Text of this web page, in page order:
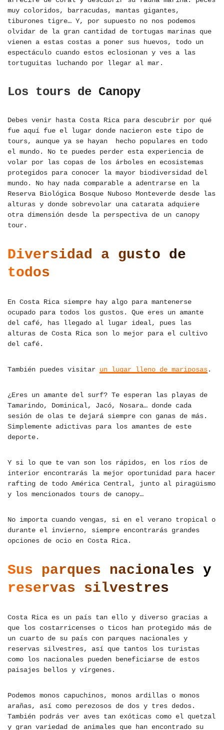
muy coloridos, barracudas, mantas gigantes,
tiburones tigre… Y, por supuesto no nos podemos
olvidar de la gran cantidad de tortugas marinas que
vienen a estas costas a poner sus huevos, todo un
espectáculo cuando estos eclosionan y ves a las
tortuguitas luchando por llegar al mar.
Los tours de Canopy
Debes venir hasta Costa Rica para descubrir por qué
fue aquí fue el lugar donde nacieron este tipo de
tours, aunque ya se hayan hecho populares en todo
el mundo. No te puedes perder esta experiencia de
volar por las copas de los árboles en ecosistemas
protegidos para conocer la mayor biodiversidad del
mundo. No hay nada comparable a adentrarse en la
Reserva Biológica Bosque Nuboso Monteverde desde las
alturas y donde sobrevolar una catarata adquiere
otra dimensión desde la perspectiva de un canopy
tour.
Diversidad a gusto de
todos
En Costa Rica siempre hay algo para mantenerse
ocupado para todos los gustos. Que eres un amante
del café, has llegado al lugar ideal, pues las
alturas de Costa Rica son lo mejor para el cultivo
del café.
También puedes visitar un lugar lleno de mariposas.
¿Eres un amante del surf? Te esperan las playas de
Tamarindo, Dominical, Jacó, Nosara… donde cada
sesión de olas te dejará siempre con ganas de más.
Simplemente adictivas para los amantes de este
deporte.
Y si lo que te van son los rápidos, en los ríos de
interior encontrarás la mejor oportunidad para hacer
rafting de todo América Central, junto al piragüismo
y los mencionados tours de canopy…
No importa cuando vengas, si en el verano tropical o
durante el invierno, siempre encontrarás grandes
opciones de ocio en Costa Rica.
Sus parques nacionales y
reservas silvestres
Costa Rica es un país tan ello y diverso gracias a
que los costarricenses o ticos han protegido más de
un cuarto de su país con parques nacionales y
reservas silvestres, así que tantos los turistas
como los nacionales pueden beneficiarse de estos
paisajes bellos y vírgenes.
Podemos monos capuchinos, monos ardillas o monos
arañas, así como perezosos de dos y tres dedos.
También podrás ver aves tan exóticas como el quetzal
y gran variedad de animales que han encontrado su